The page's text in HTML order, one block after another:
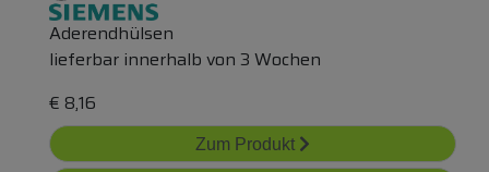
Aderendhülsen
lieferbar innerhalb von 3 Wochen
€ 8,16
Zum Produkt